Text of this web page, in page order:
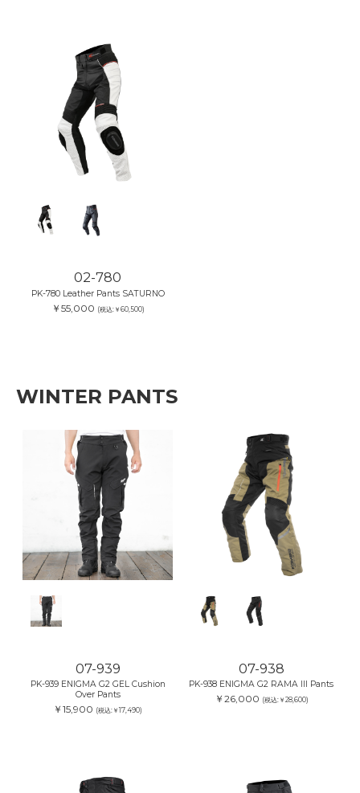
02-780
PK-780 Leather Pants SATURNO
￥55,000 (税込:￥60,500)
WINTER PANTS
07-939
PK-939 ENIGMA G2 GEL Cushion
Over Pants
￥15,900 (税込:￥17,490)
07-938
PK-938 ENIGMA G2 RAMA III Pants
￥26,000 (税込:￥28,600)